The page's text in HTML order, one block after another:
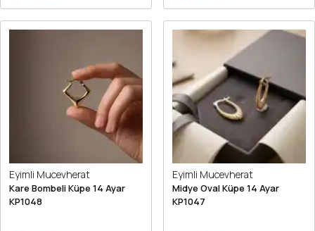
Eyimli Mucevherat
Kare Bombeli Küpe 14 Ayar
KP1048
Eyimli Mucevherat
Midye Oval Küpe 14 Ayar
KP1047